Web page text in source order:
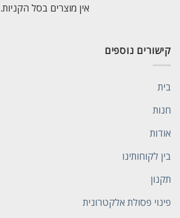
אין מוצרים בסל הקניות.
קישורים נוספים
בית
חנות
אודות
בין לקוחותינו
תקנון
פינוי פסולת אלקטרונית